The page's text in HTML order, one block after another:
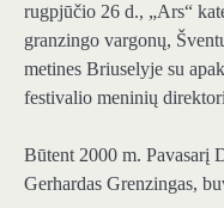
rugpjūčio 26 d., „Ars“
granzingo vargonų,
metines Briuselyje su
festivalio meninių
Būtent 2000 m. Pavasarį
Gerhardas Grenzingas,